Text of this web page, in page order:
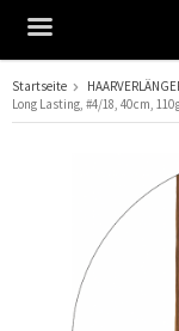
Das
Startseite
Long Lasting, #4/18, 40 cm,